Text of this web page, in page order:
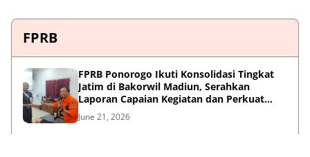
FPRB
FPRB Ponorogo Ikuti Konsolidasi Tingkat
Jatim di Bakorwil Madiun, Serahkan
Laporan Capaian Kegiatan dan Perkuat
Sinergi Pentahelix
June 21, 2026